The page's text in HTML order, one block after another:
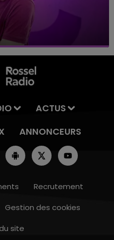
ACTUS
ANNONCEURS
Recrutement
Gestion des cookies
site